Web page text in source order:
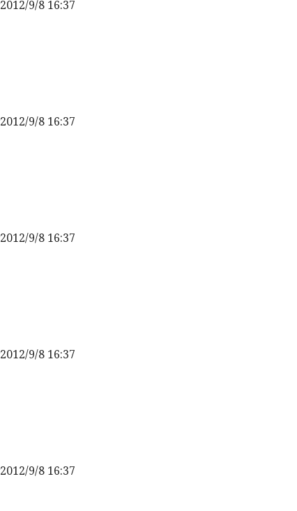
2012/9/8 16:37
2012/9/8 16:37
2012/9/8 16:37
2012/9/8 16:37
2012/9/8 16:37